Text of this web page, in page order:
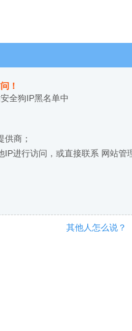
！
全狗IP黑名单中
供商；
进行访问，或直接联系 网站管
其他人怎么说？